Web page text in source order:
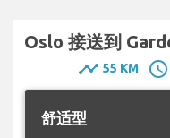
Oslo 接送到
timeline 55 KM schedule
舒适型